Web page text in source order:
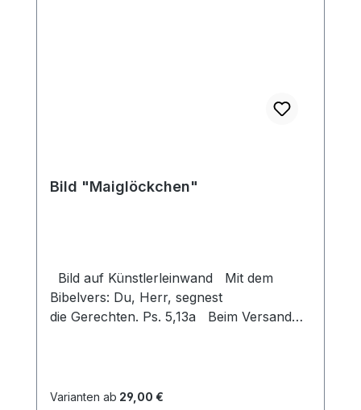
Bild "Maiglöckchen"
Bild auf Künstlerleinwand Mit dem
Bibelvers: Du, Herr, segnest
die Gerechten. Ps. 5,13a Beim Versand
Zuschlag für Sperrgut in Höhe von
Varianten ab 29,00 €